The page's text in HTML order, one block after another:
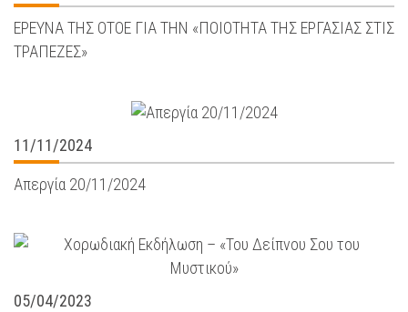
ΕΡΕΥΝΑ ΤΗΣ ΟΤΟΕ ΓΙΑ ΤΗΝ «ΠΟΙΟΤΗΤΑ ΤΗΣ ΕΡΓΑΣΙΑΣ ΣΤΙΣ
ΤΡΑΠΕΖΕΣ»
11/11/2024
Απεργία 20/11/2024
05/04/2023